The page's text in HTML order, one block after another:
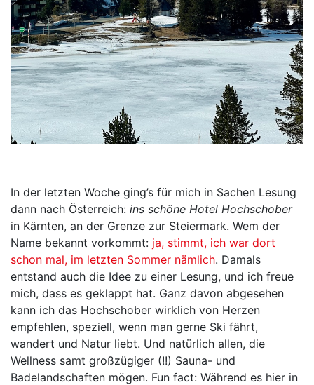
In der letzten Woche ging’s für mich in Sachen Lesung
dann nach Österreich: ins schöne Hotel Hochschober
in Kärnten, an der Grenze zur Steiermark. Wem der
Name bekannt vorkommt: ja, stimmt, ich war dort
schon mal, im letzten Sommer nämlich. Damals
entstand auch die Idee zu einer Lesung, und ich freue
mich, dass es geklappt hat. Ganz davon abgesehen
kann ich das Hochschober wirklich von Herzen
empfehlen, speziell, wenn man gerne Ski fährt,
wandert und Natur liebt. Und natürlich allen, die
Wellness samt großzügiger (!!) Sauna- und
Badelandschaften mögen. Fun fact: Während es hier in